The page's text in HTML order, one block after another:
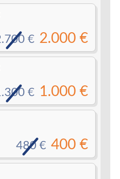
2.000 €
2.700 €
1.000 €
1.300 €
400 €
480 €